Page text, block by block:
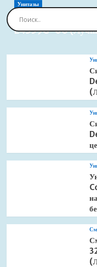
белый
Унитазы
Сиденье для
E4359G-00